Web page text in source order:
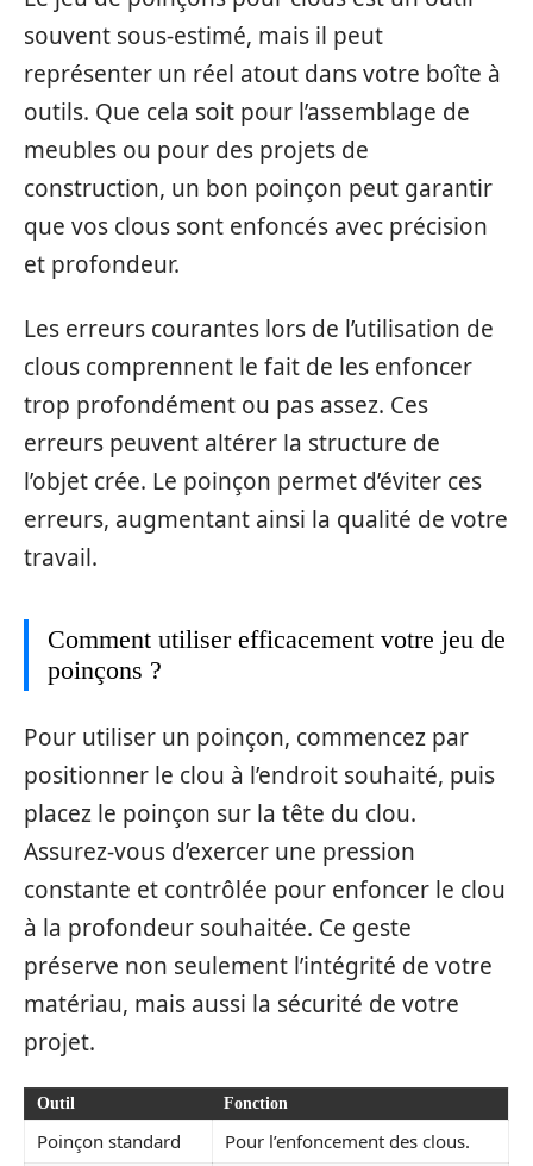
souvent sous-estimé, mais il peut
représenter un réel atout dans votre boîte à
outils. Que cela soit pour l’assemblage de
meubles ou pour des projets de
construction, un bon poinçon peut garantir
que vos clous sont enfoncés avec précision
et profondeur.
Les erreurs courantes lors de l’utilisation de
clous comprennent le fait de les enfoncer
trop profondément ou pas assez. Ces
erreurs peuvent altérer la structure de
l’objet crée. Le poinçon permet d’éviter ces
erreurs, augmentant ainsi la qualité de votre
travail.
Comment utiliser efficacement votre jeu de
poinçons ?
Pour utiliser un poinçon, commencez par
positionner le clou à l’endroit souhaité, puis
placez le poinçon sur la tête du clou.
Assurez-vous d’exercer une pression
constante et contrôlée pour enfoncer le clou
à la profondeur souhaitée. Ce geste
préserve non seulement l’intégrité de votre
matériau, mais aussi la sécurité de votre
projet.
Outil Fonction
Poinçon standard
Pour l’enfoncement des clous.